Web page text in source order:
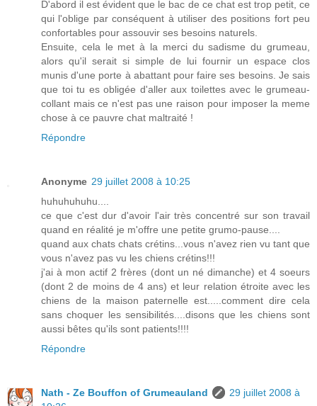
D'abord il est évident que le bac de ce chat est trop petit, ce
qui l'oblige par conséquent à utiliser des positions fort peu
confortables pour assouvir ses besoins naturels.
Ensuite, cela le met à la merci du sadisme du grumeau,
alors qu'il serait si simple de lui fournir un espace clos
munis d'une porte à abattant pour faire ses besoins. Je sais
que toi tu es obligée d'aller aux toilettes avec le grumeau-
collant mais ce n'est pas une raison pour imposer la meme
chose à ce pauvre chat maltraité !
Répondre
Anonyme 29 juillet 2008 à 10:25
huhuhuhuhu....
ce que c'est dur d'avoir l'air très concentré sur son travail
quand en réalité je m'offre une petite grumo-pause....
quand aux chats chats crétins...vous n'avez rien vu tant que
vous n'avez pas vu les chiens crétins!!!
j'ai à mon actif 2 frères (dont un né dimanche) et 4 soeurs
(dont 2 de moins de 4 ans) et leur relation étroite avec les
chiens de la maison paternelle est.....comment dire cela
sans choquer les sensibilités....disons que les chiens sont
aussi bêtes qu'ils sont patients!!!!
Répondre
Nath - Ze Bouffon of Grumeauland
29 juillet 2008 à